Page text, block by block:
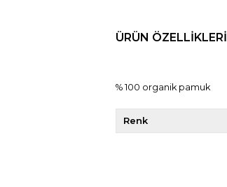
ÜRÜN ÖZELLIKLERI
% 100 organik pamuk
Renk